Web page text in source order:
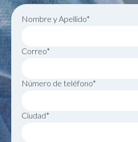
Nombre y Apellido*
Correo*
Número de teléfono*
Ciudad*